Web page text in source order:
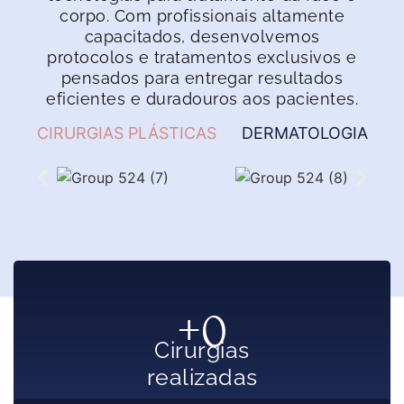
corpo. Com profissionais altamente
capacitados, desenvolvemos
protocolos e tratamentos exclusivos e
pensados para entregar resultados
eficientes e duradouros aos pacientes.
CIRURGIAS PLÁSTICAS
DERMATOLOGIA
+0
Cirurgias
realizadas